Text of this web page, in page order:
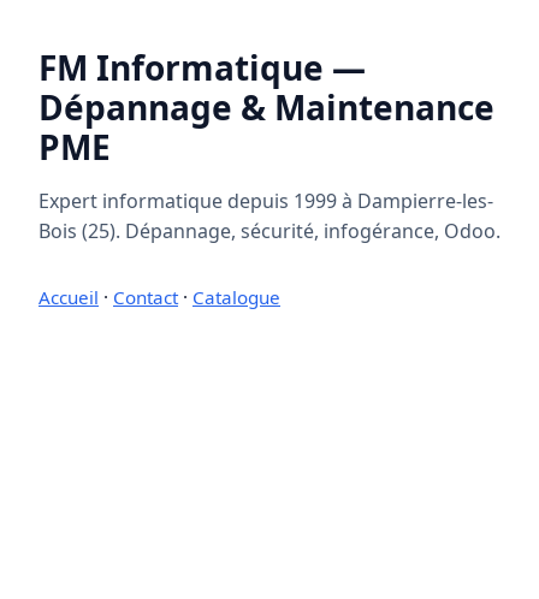
FM Informatique —
Dépannage & Maintenance
PME
Expert informatique depuis 1999 à Dampierre-les-
Bois (25). Dépannage, sécurité, infogérance, Odoo.
Accueil · Contact· Catalogue